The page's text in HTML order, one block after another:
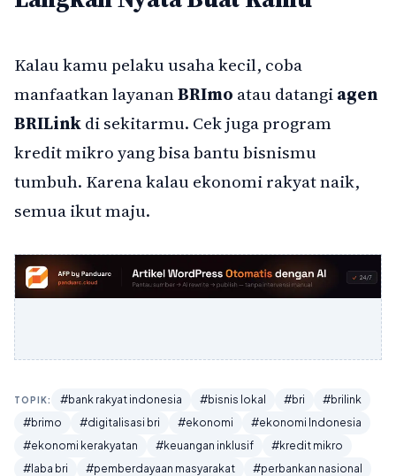
Kalau kamu pelaku usaha kecil, coba
manfaatkan layananBRImo atau datangiagen
BRILinkdi sekitarmu. Cek juga program
kredit mikro yang bisa bantu bisnismu
tumbuh. Karena kalau ekonomi rakyat naik,
semua ikut maju.
TOPIK: #bank rakyat indonesia #bisnis lokal #bri
#brilink
#brimo
#digitalisasi bri #ekonomi
#ekonomi Indonesia
#ekonomi kerakyatan
#keuangan inklusif
#kredit mikro
#laba bri
#pemberdayaan masyarakat
#perbankan nasional